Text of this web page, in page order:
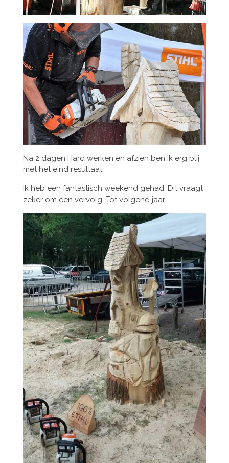
Na 2 dagen Hard werken en afzien ben ik erg blij
met het eind resultaat.
Ik heb een fantastisch weekend gehad. Dit vraagt
zeker om een vervolg. Tot volgend jaar.